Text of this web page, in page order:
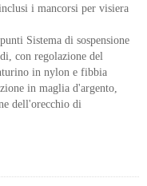
i mancorsi per visiera
Sistema di sospensione
con regolazione del
in nylon e fibbia
in maglia d'argento,
dell'orecchio di